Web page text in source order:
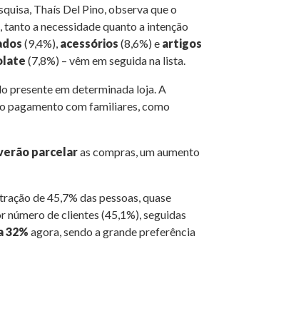
Thaís Del Pino, observa que o
a necessidade quanto a intenção
(9,4%), acessórios (8,6%) e artigos
(7,8%) – vêm em seguida na lista.
presente em determinada loja. A
pagamento com familiares, como
parcelaras compras, um aumento
de 45,7% das pessoas, quase
número de clientes (45,1%), seguidas
32% agora, sendo a grande preferência